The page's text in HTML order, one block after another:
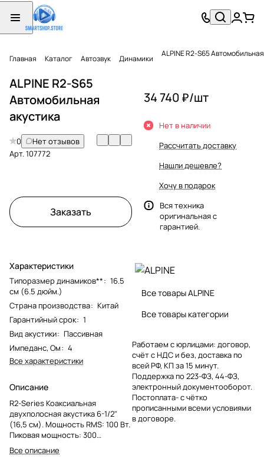
Главная Каталог Автозвук Динамики ALPINE R2-S65
ALPINE R2-S65
Автомобильная
акустика
0
Нет отзывов
Арт.107772
Заказать
Характеристики
Типоразмер динамиков**: 16.5
см (6.5 дюйм.)
Страна производства: Китай
Гарантийный срок: 1
Вид акустики: Пассивная
Импеданс, Ом: 4
Все характеристики
Описание
R2-Series Коаксиальная
двухполосная акустика 6-1/2"
(16,5 см). Мощность RMS: 100 Вт.
Пиковая мощность: 300
Вт,Диффузор армированный
стекловолокном,твитеры из
Все описание
34 740 ₽/шт
Нет в наличии
Рассчитать доставку
Нашли дешевле?
Хочу в подарок
Вся техника
оригинальная с
гарантией.
Все товары ALPINE
Все товары категории
Работаем с юрлицами: договор,
счёт с НДС и без, доставка по
всей РФ, КП за 15 минут.
Поддержка по 223-ФЗ, 44-ФЗ,
электронный документооборот.
Постоплата- с чётко
прописанными всеми условиями
в договоре.